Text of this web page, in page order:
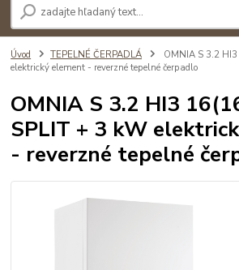
Úvod TEPELNÉ ČERPADLÁ
OMNIA S 3.2
elektrický element - reverzné tepelné čerpadlo
OMNIA S 3.2 HI3
SPLIT + 3 kW
- reverzné tepelné